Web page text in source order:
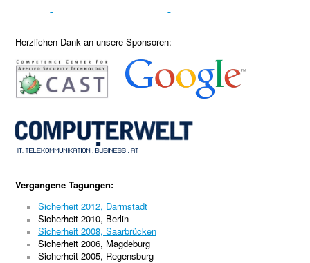
Herzlichen Dank an unsere Sponsoren:
Vergangene Tagungen:
Sicherheit 2012, Darmstadt
Sicherheit 2010, Berlin
Sicherheit 2008, Saarbrücken
Sicherheit 2006, Magdeburg
Sicherheit 2005, Regensburg